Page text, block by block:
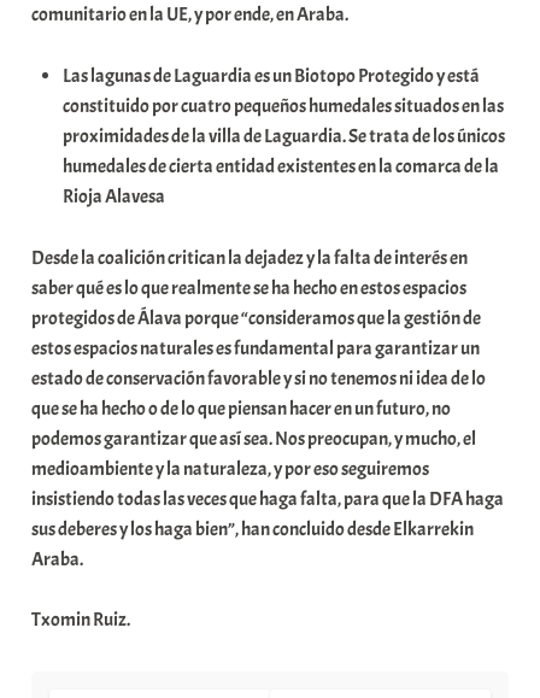
comunitario en la UE, y por ende, en Araba.
Las lagunas de Laguardia es un Biotopo Protegido y está
constituido por cuatro pequeños humedales situados en las
proximidades de la villa de Laguardia. Se trata de los únicos
humedales de cierta entidad existentes en la comarca de la
Rioja Alavesa
Desde la coalición critican la dejadez y la falta de interés en
saber qué es lo que realmente se ha hecho en estos espacios
protegidos de Álava porque “consideramos que la gestión de
estos espacios naturales es fundamental para garantizar un
estado de conservación favorable y si no tenemos ni idea de lo
que se ha hecho o de lo que piensan hacer en un futuro, no
podemos garantizar que así sea. Nos preocupan, y mucho, el
medioambiente y la naturaleza, y por eso seguiremos
insistiendo todas las veces que haga falta, para que la DFA haga
sus deberes y los haga bien”, han concluido desde Elkarrekin
Araba.
Txomin Ruiz.